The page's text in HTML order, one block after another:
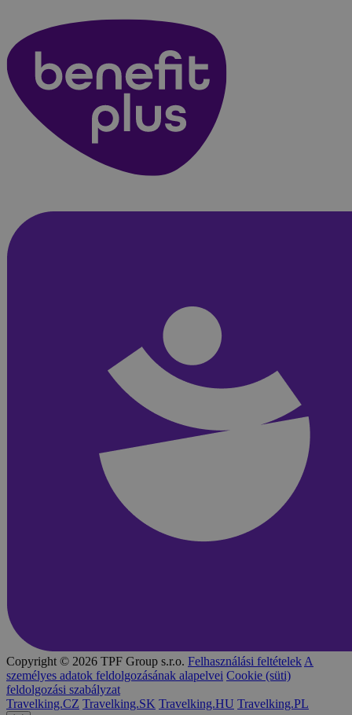
Copyright © 2026 TPF Group s.r.o. Felhasználási feltételek A
személyes adatok feldolgozásának alapelvei Cookie (süti)
feldolgozási szabályzat
Travelking.CZ Travelking.SK Travelking.HU Travelking.PL